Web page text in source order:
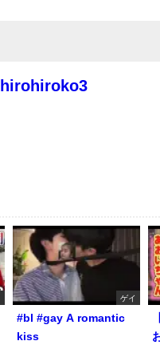
ゲイ
#bl #gay A romantic
kiss